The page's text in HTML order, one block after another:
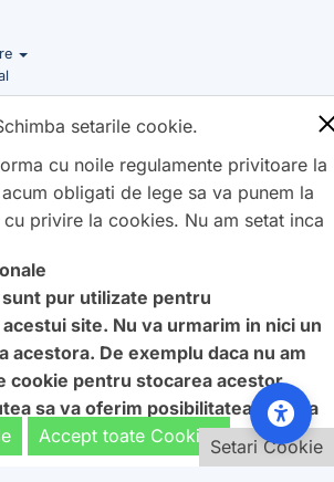
Petro&
de creareWebNou. Hai la noi !
pe acest site au fost furnizate de
domeniu! Pentru orice probleme va rog
sa ne contactati.
setarile cookie.
cu noile regulamente privitoare la
acum obligati de lege sa va punem la
privire la cookies. Nu am setat inca
setari mai tarziu, va punem la
in coltul de jos al paginii. In orice
cunostiinta ca unele cookie sunt intr-
ului nostru pentru a functiona,
Daca nu sunteti de acord cu
rugam sa nu vizitati acest site.
activitatea, in schimbul accesarii
pur utilizate pentru
site. Nu va urmarim in nici un
acestora. De exemplu daca nu am
cookie pentru stocarea acestor
sa va oferim posibilitatea de a va
cu optiuni.
Accept toate CookiesSetari Cookie
Setari Cookie